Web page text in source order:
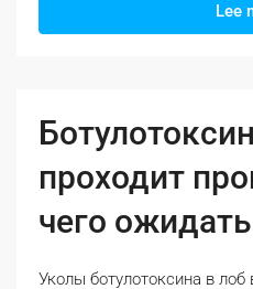
Lee
проходит
чего ожидать
Уколы ботулотоксина в лоб